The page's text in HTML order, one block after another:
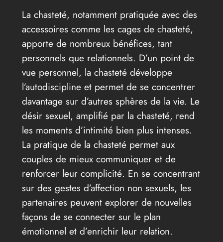
La chasteté, notamment pratiquée avec des
accessoires comme les cages de chasteté,
apporte de nombreux bénéfices, tant
personnels que relationnels. D’un point de
vue personnel, la chasteté développe
l’autodiscipline et permet de se concentrer
davantage sur d’autres sphères de la vie. Le
désir sexuel, amplifié par la chasteté, rend
les moments d’intimité bien plus intenses.
La pratique de la chasteté permet aux
couples de mieux communiquer et de
renforcer leur complicité. En se concentrant
sur des gestes d’affection non sexuels, les
partenaires peuvent explorer de nouvelles
façons de se connecter sur le plan
émotionnel et d’enrichir leur relation.